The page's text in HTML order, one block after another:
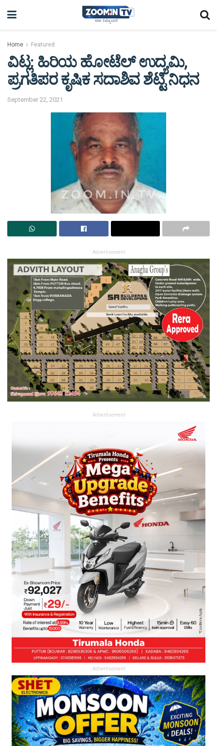
Home Featured
ವಿಟ್ಲ: ಹಿರಿಯ ಹೋಟೆಲ್ ಉದ್ಯಮಿ,
ಪ್ರಗತಿಪರ ಕೃಷಿಕ ಸದಾಶಿವ ಶೆಟ್ಟಿ ನಿಧನ
September 22, 2021
Advertisement
Advertisement
Advertisement